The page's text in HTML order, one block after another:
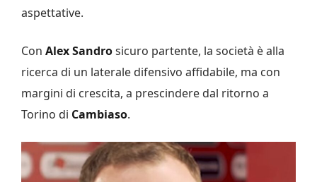
aspettative.
Con Alex Sandrosicuro partente, la società è alla
ricerca di un laterale difensivo affidabile, ma con
margini di crescita, a prescindere dal ritorno a
Torino di Cambiaso.